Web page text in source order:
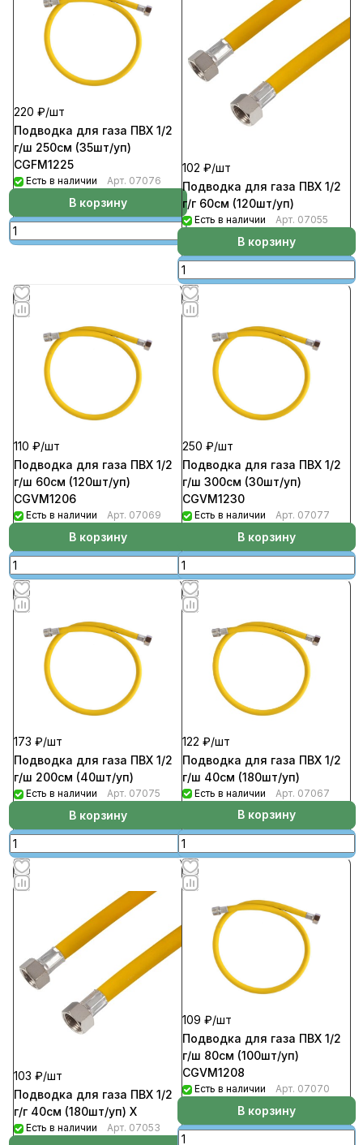
220 ₽/шт
Подводка для газа ПВХ 1/2
г/ш 250см (35шт/уп)
CGFM1225
Есть в наличии Арт. 07076
В корзину
102 ₽/шт
Подводка для газа ПВХ 1/2
г/г 60см (120шт/уп)
Есть в наличии Арт. 07055
В корзину
110 ₽/шт
Подводка для газа ПВХ 1/2
г/ш 60см (120шт/уп)
CGVM1206
Есть в наличии Арт. 07069
В корзину
250 ₽/шт
Подводка для газа ПВХ 1/2
г/ш 300см (30шт/уп)
CGVM1230
Есть в наличии Арт. 07077
В корзину
173 ₽/шт
Подводка для газа ПВХ 1/2
г/ш 200см (40шт/уп)
Есть в наличии Арт. 07075
В корзину
122 ₽/шт
Подводка для газа ПВХ 1/2
г/ш 40см (180шт/уп)
Есть в наличии Арт. 07067
В корзину
103 ₽/шт
Подводка для газа ПВХ 1/2
г/г 40см (180шт/уп) Х
Есть в наличии Арт. 07053
109 ₽/шт
Подводка для газа ПВХ 1/2
г/ш 80см (100шт/уп)
CGVM1208
Есть в наличии Арт. 07070
В корзину